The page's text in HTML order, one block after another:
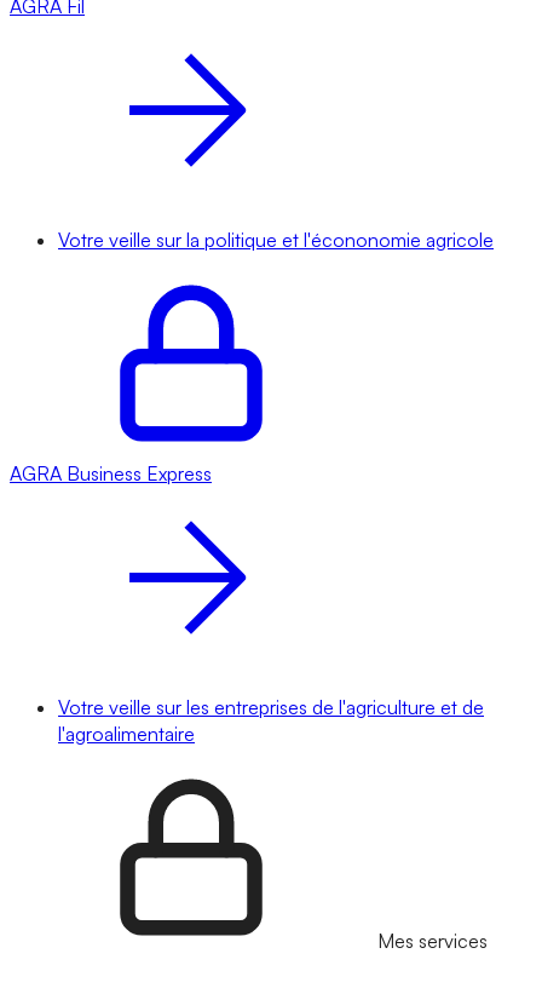
AGRA Fil
Votre veille sur la politique et l'écononomie agricole
AGRA Business Express
Votre veille sur les entreprises de l'agriculture et de
l'agroalimentaire
Mes services